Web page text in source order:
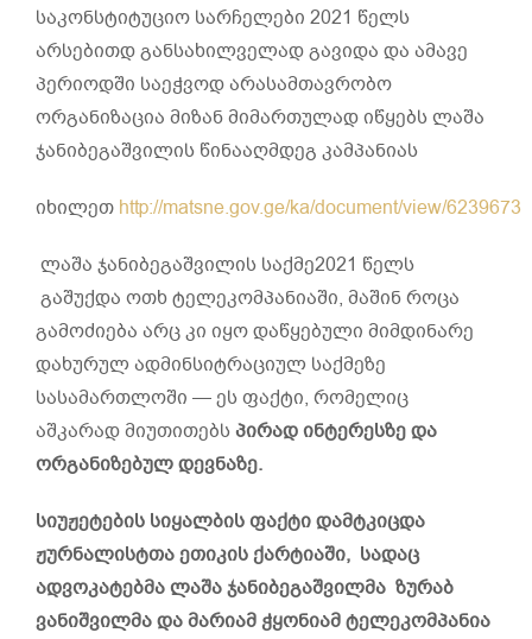
საკონსტიტუციო სარჩელები 2021 წელს
არსებითდ განსახილველად გავიდა და ამავე
პერიოდში საეჭვოდ არასამთავრობო
ორგანიზაცია მიზან მიმართულად იწყებს ლაშა
ჯანიბეგაშვილის წინააღმდეგ კამპანიას
იხილეთ http://matsne.gov.ge/ka/document/view/6239673
ლაშა ჯანიბეგაშვილის საქმე2021 წელს
გაშუქდა ოთხ ტელეკომპანიაში, მაშინ როცა
გამოძიება არც კი იყო დაწყებული მიმდინარე
დახურულ ადმინსიტრაციულ საქმეზე
სასამართლოში — ეს ფაქტი, რომელიც
აშკარად მიუთითებსპირადინტერესზედა
ორგანიზებულდევნაზე.
სიუჟეტების სიყალბის ფაქტი დამტკიცდა
ჟურნალისტთა ეთიკის ქარტიაში, სადაც
ადვოკატებმა ლაშა ჯანიბეგაშვილმა ზურაბ
ვანიშვილმა და მარიამ ჭყონიამ ტელეკომპანია